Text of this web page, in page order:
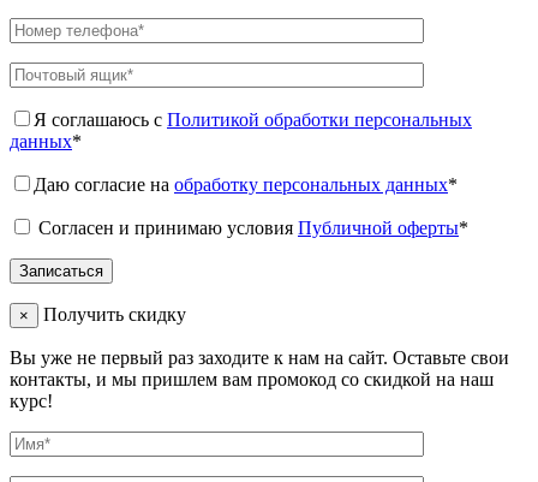
Я соглашаюсь с Политикой обработки персональных
данных*
Даю согласие на обработку персональных данных*
Согласен и принимаю условия Публичной оферты*
× Получить скидку
Вы уже не первый раз заходите к нам на сайт. Оставьте свои
контакты, и мы пришлем вам промокод со скидкой на наш
курс!